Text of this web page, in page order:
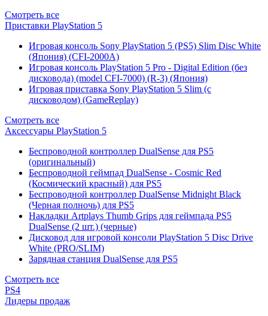
Смотреть все
Приставки PlayStation 5
Игровая консоль Sony PlayStation 5 (PS5) Slim Disc White
(Япония) (CFI-2000A)
Игровая консоль PlayStation 5 Pro - Digital Edition (без
дисковода) (model CFI-7000) (R-3) (Япония)
Игровая приставка Sony PlayStation 5 Slim (с
дисководом) (GameReplay)
Смотреть все
Аксессуары PlayStation 5
Беспроводной контроллер DualSense для PS5
(оригинальный)
Беспроводной геймпад DualSense - Cosmic Red
(Космический красный) для PS5
Беспроводной контроллер DualSense Midnight Black
(Черная полночь) для PS5
Накладки Artplays Thumb Grips для геймпада PS5
DualSense (2 шт.) (черные)
Дисковод для игровой консоли PlayStation 5 Disc Drive
White (PRO/SLIM)
Зарядная станция DualSense для PS5
Смотреть все
PS4
Лидеры продаж